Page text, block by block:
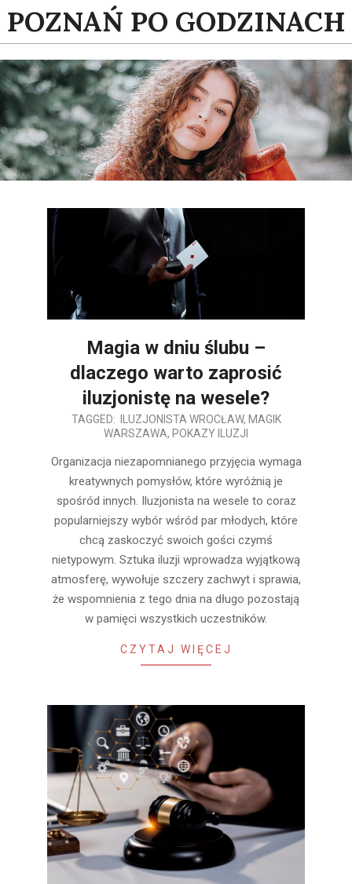
to
content
POZNAŃ PO GODZINACH
Magia w dniu ślubu –
dlaczego warto zaprosić
iluzjonistę na wesele?
2025-
12
TAGGED: ILUZJONISTA WROCŁAW, MAGIK
WARSZAWA, POKAZY ILUZJI
Organizacja niezapomnianego przyjęcia wymaga
kreatywnych pomysłów, które wyróżnią je
spośród innych. Iluzjonista na wesele to coraz
popularniejszy wybór wśród par młodych, które
chcą zaskoczyć swoich gości czymś
nietypowym. Sztuka iluzji wprowadza wyjątkową
atmosferę, wywołuje szczery zachwyt i sprawia,
że wspomnienia z tego dnia na długo pozostają
w pamięci wszystkich uczestników.
CZYTAJ WIĘCEJ